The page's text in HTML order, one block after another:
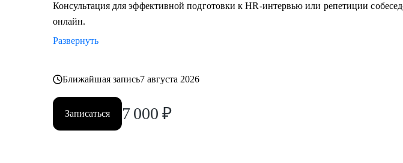
Консультация для эффективной подготовки к HR-интервью или репетиции
онлайн.
Развернуть
Ближайшая запись7 августа 2026
Записаться 7 000 ₽